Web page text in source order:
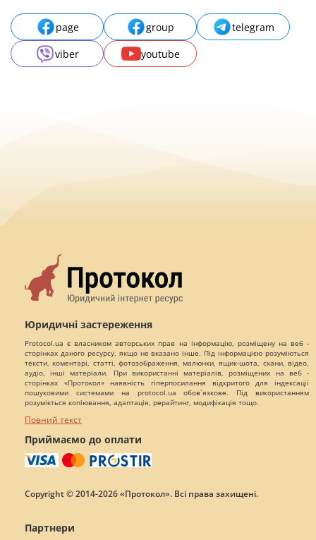
page group
telegram
viber
youtube
Юридичні застереження
Protocol.ua є власником авторських прав на інформацію, розміщену на веб -
сторінках даного ресурсу, якщо не вказано інше. Під інформацією розуміються
тексти, коментарі, статті, фотозображення, малюнки, ящик-шота, скани, відео,
аудіо, інші матеріали. При використанні матеріалів, розміщених на веб -
сторінках «Протокол» наявність гіперпосилання відкритого для індексації
пошуковими системами на protocol.ua обов`язкове. Під використанням
розуміється копіювання, адаптація, рерайтинг, модифікація тощо.
Повний текст
Приймаємо до оплати
Copyright © 2014-2026 «Протокол». Всі права захищені.
Партнери